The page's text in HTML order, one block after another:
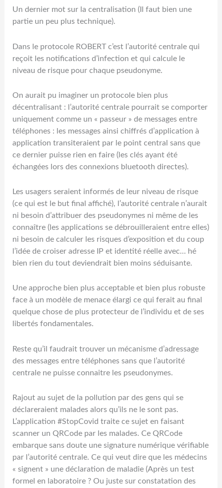
Un dernier mot sur la centralisation (Il faut bien une
partie un peu plus technique).
Dans le protocole ROBERT c’est l’autorité centrale qui
reçoit les notifications d’infection et qui calcule le
niveau de risque pour chaque pseudonyme.
On aurait pu imaginer un protocole bien plus
décentralisant : l’autorité centrale pourrait se comporter
uniquement comme un « passeur » de messages entre
téléphones : les messages ainsi chiffrés d’application à
application transiteraient par le point central sans que
ce dernier puisse rien en faire (les clés ayant été
échangées lors des connexions bluetooth directes).
Les usagers seraient informés de leur niveau de risque
(ce qui est le but final affiché), l’autorité centrale n’aurait
ni besoin d’attribuer des pseudonymes ni même de les
connaître (les applications se débrouilleraient entre elles)
ni besoin de calculer les risques d’exposition et du coup
l’idée de croiser adresse IP et identité réelle avec… hé
bien rien du tout deviendrait bien moins séduisante.
Une approche bien plus acceptable et bien plus robuste
face à un modèle de menace élargi ce qui ferait au final
quelque chose de plus protecteur de l’individu et de ses
libertés fondamentales.
Reste qu’il faudrait trouver un mécanisme d’adressage
des messages entre téléphones sans que l’autorité
centrale ne puisse connaitre les pseudonymes.
Rajout au sujet de la pollution par des gens qui se
déclareraient malades alors qu’ils ne le sont pas.
L’application #StopCovid traite ce sujet en faisant
scanner un QRCode par les malades. Ce QRCode
embarque sans doute une signature numérique vérifiable
par l’autorité centrale. Ce qui veut dire que les médecins
« signent » une déclaration de maladie (Après un test
formel en laboratoire ? Ou juste sur constatation des